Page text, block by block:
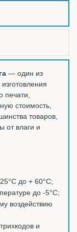
— один из
печати,
стоимость,
товаров,
от влаги и
до + 60°С;
до -5°С;
воздействию
и